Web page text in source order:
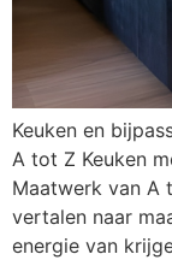
Keuken en
A tot Z Keuken
Maatwerk van A
vertalen naar
energie van